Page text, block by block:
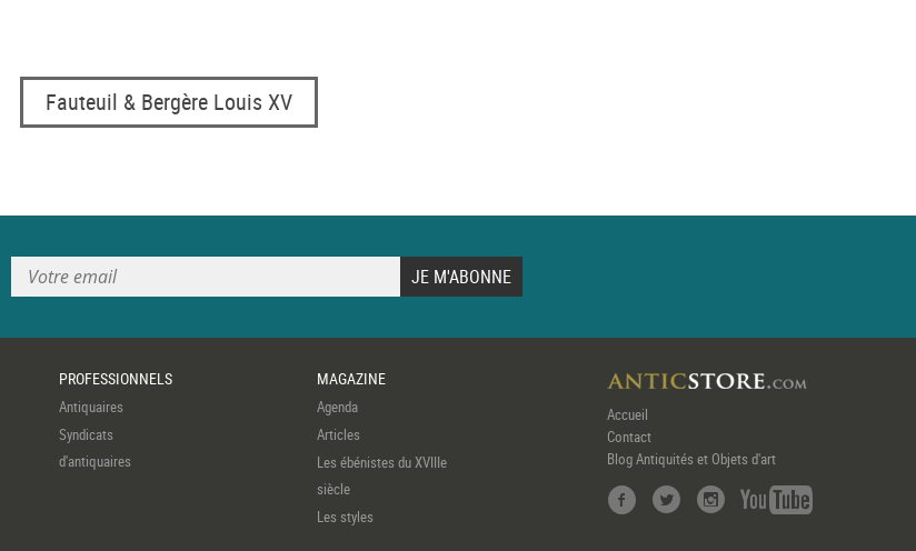
Fauteuil & Bergère Louis XV
PROFESSIONNELS
Antiquaires
Syndicats
d'antiquaires
MAGAZINE
Agenda
Articles
Les ébénistes du XVIIIe
siècle
Les styles
Accueil
Contact
Blog Antiquités et Objets d'art